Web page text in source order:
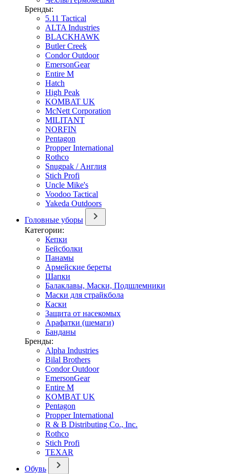
Бренды:
5.11 Tactical
ALTA Industries
BLACKHAWK
Butler Creek
Condor Outdoor
EmersonGear
Entire M
Hatch
High Peak
KOMBAT UK
McNett Corporation
MILITANT
NORFIN
Pentagon
Propper International
Rothco
Snugpak / Англия
Stich Profi
Uncle Mike's
Voodoo Tactical
Yakeda Outdoors
Головные уборы
Категории:
Кепки
Бейсболки
Панамы
Армейские береты
Шапки
Балаклавы, Маски, Подшлемники
Маски для страйкбола
Каски
Защита от насекомых
Арафатки (шемаги)
Банданы
Бренды:
Alpha Industries
Bilal Brothers
Condor Outdoor
EmersonGear
Entire M
KOMBAT UK
Pentagon
Propper International
R & B Distributing Co., Inc.
Rothco
Stich Profi
TEXAR
Обувь